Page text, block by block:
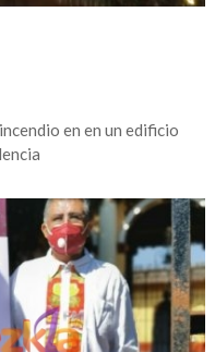
en en un edificio